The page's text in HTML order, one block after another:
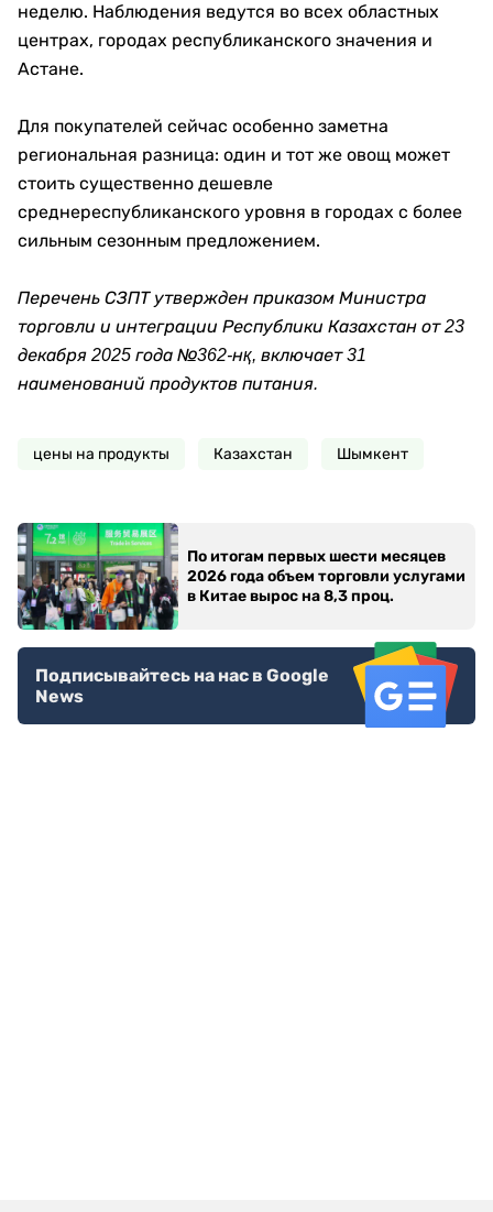
неделю. Наблюдения ведутся во всех областных
центрах, городах республиканского значения и
Астане.
Для покупателей сейчас особенно заметна
региональная разница: один и тот же овощ может
стоить существенно дешевле
среднереспубликанского уровня в городах с более
сильным сезонным предложением.
Перечень СЗПТ утвержден приказом Министра
торговли и интеграции Республики Казахстан от 23
декабря 2025 года №362-нқ, включает 31
наименований продуктов питания.
цены на продукты Казахстан Шымкент
По итогам первых шести месяцев
2026 года объем торговли услугами
в Китае вырос на 8,3 проц.
Подписывайтесь на нас в Google
News